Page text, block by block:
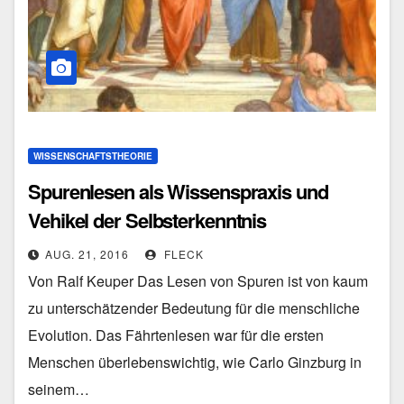
WISSENSCHAFTSTHEORIE
Spurenlesen als Wissenspraxis und
Vehikel der Selbsterkenntnis
AUG. 21, 2016 FLECK
Von Ralf Keuper Das Lesen von Spuren ist von kaum
zu unterschätzender Bedeutung für die menschliche
Evolution. Das Fährtenlesen war für die ersten
Menschen überlebenswichtig, wie Carlo Ginzburg in
seinem…